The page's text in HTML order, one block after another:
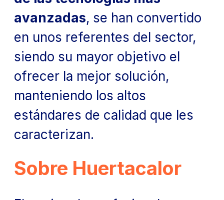
avanzadas, se han convertido
en unos referentes del sector,
siendo su mayor objetivo el
ofrecer la mejor solución,
manteniendo los altos
estándares de calidad que les
caracterizan.
Sobre Huertacalor